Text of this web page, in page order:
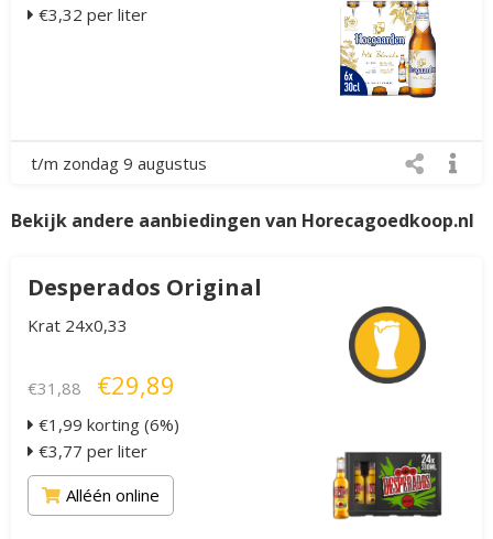
€3,32 per liter
t/m zondag 9 augustus
Bekijk andere aanbiedingen van Horecagoedkoop.nl
Desperados Original
Krat 24x0,33
€31,88 €29,89
€1,99 korting (6%)
€3,77 per liter
Alléén online